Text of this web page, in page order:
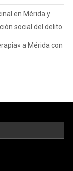
en Mérida y
social del delito
a Mérida con